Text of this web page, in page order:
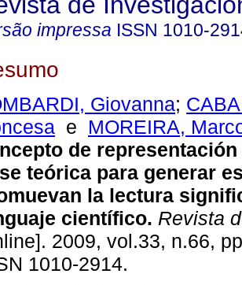
impressa ISSN 1010-
Giovanna;
e MOREIRA,
de
teórica para generar
la lectura
científico. Revista
2009, vol.33, n.66,
1010-2914.